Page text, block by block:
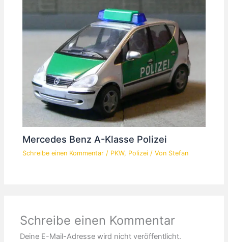
Mercedes Benz A-Klasse Polizei
Schreibe einen Kommentar / PKW, Polizei / Von Stefan
Schreibe einen Kommentar
Deine E-Mail-Adresse wird nicht veröffentlicht.